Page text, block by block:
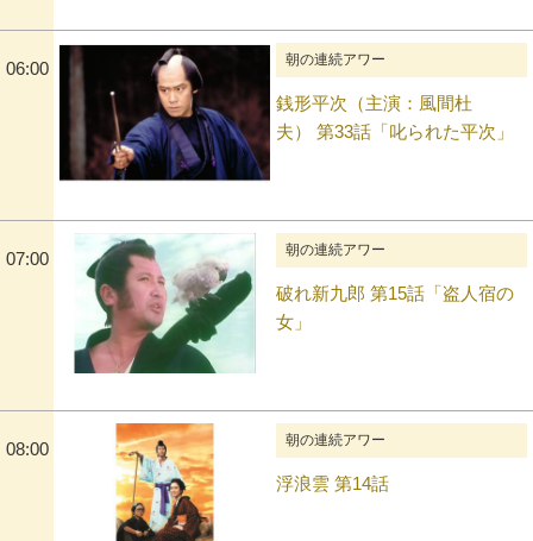
06:00 朝の連続アワー
銭形平次（主演：風間杜
夫） 第33話「叱られた平次」
07:00 朝の連続アワー
破れ新九郎 第15話「盗人宿の
女」
08:00 朝の連続アワー
浮浪雲 第14話